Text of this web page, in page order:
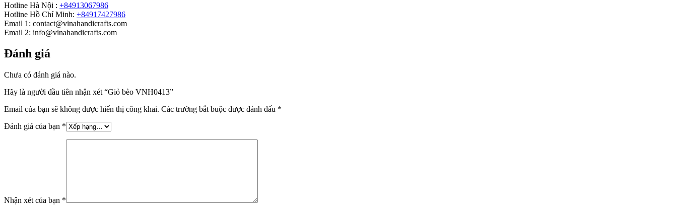
Hotline Hà Nội : +84913067986
Hotline Hồ Chí Minh: +84917427986
Email 1: contact@vinahandicrafts.com
Email 2: info@vinahandicrafts.com
Đánh giá
Chưa có đánh giá nào.
Hãy là người đầu tiên nhận xét “Giỏ bèo VNH0413”
Email của bạn sẽ không được hiển thị công khai. Các trường bắt buộc được đánh dấu *
Đánh giá của bạn *
Nhận xét của bạn *